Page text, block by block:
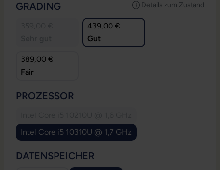
Details zum Zustand
GRADING
439,00 €
Gut
389,00 €
Fair
PROZESSOR
Intel Core i5 10310U @ 1,7 GHz
DATENSPEICHER